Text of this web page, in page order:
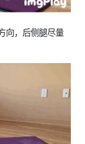
向，后侧腿尽量